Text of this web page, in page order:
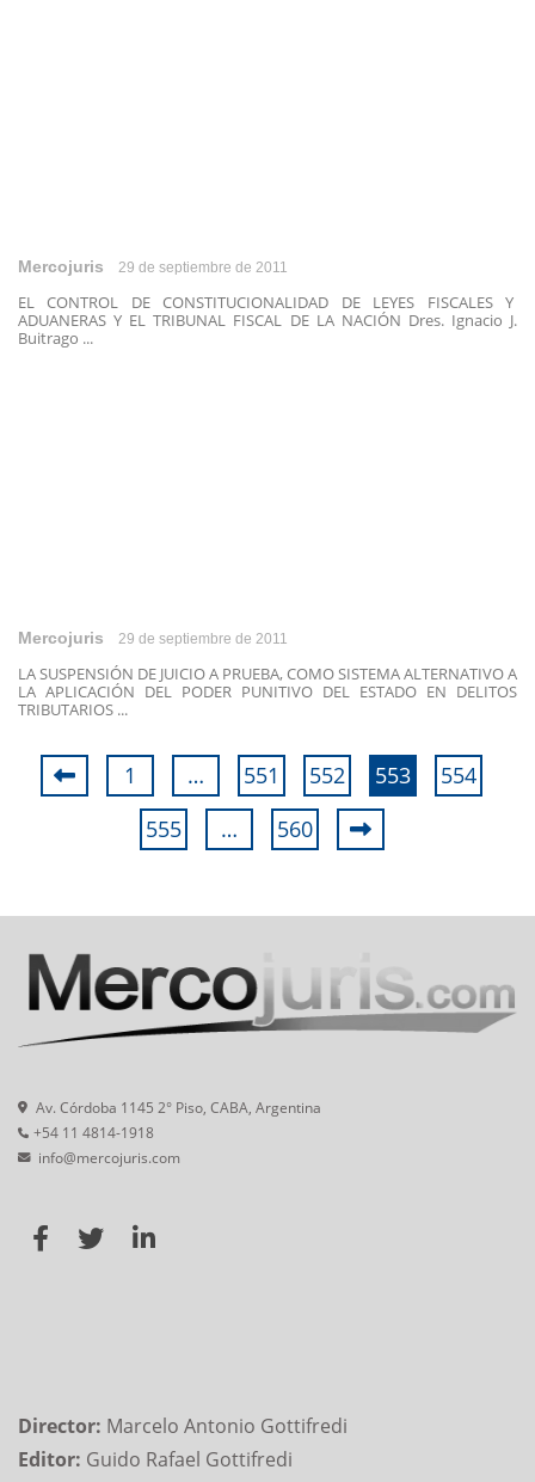
Mercojuris 29 de septiembre de 2011
EL CONTROL DE CONSTITUCIONALIDAD DE LEYES FISCALES Y
ADUANERAS Y EL TRIBUNAL FISCAL DE LA NACIÓN Dres. Ignacio J.
Buitrago ...
Mercojuris 29 de septiembre de 2011
LA SUSPENSIÓN DE JUICIO A PRUEBA, COMO SISTEMA ALTERNATIVO A
LA APLICACIÓN DEL PODER PUNITIVO DEL ESTADO EN DELITOS
TRIBUTARIOS ...
1 … 551 552 553
554
555
… 560
Av. Córdoba 1145 2° Piso, CABA, Argentina
+54 11 4814-1918
info@mercojuris.com
Director: Marcelo Antonio Gottifredi
Editor: Guido Rafael Gottifredi